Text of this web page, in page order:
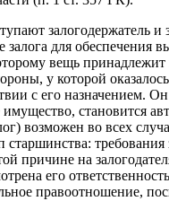
залогодержа­тель
для обеспечения
вещь принадлежит
у которой
с его назначением.
имущество, становится
возможен во всех
требования
причине на
его
правоотношение,